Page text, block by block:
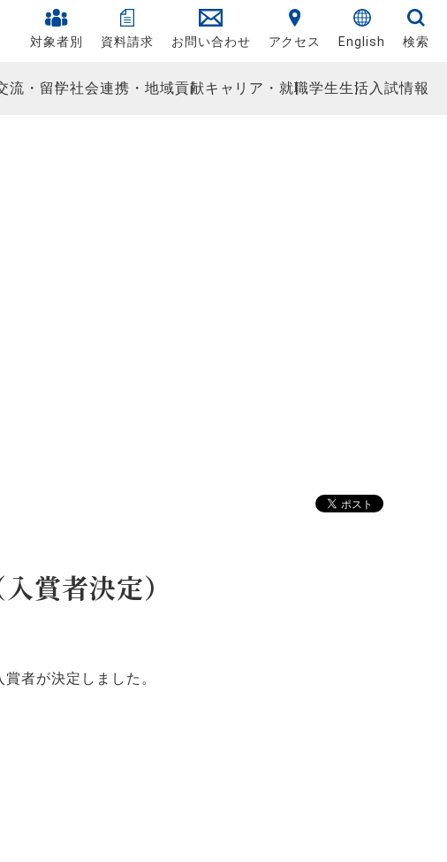
対象者別 資料請求 お問い合わせ アクセス English 検索
流・留学社会連携・地域貢献キャリア・就職学生生活入試情報
賞者決定）
者が決定しました。